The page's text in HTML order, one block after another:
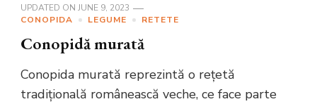
UPDATED ON JUNE 9, 2023
CONOPIDA
LEGUME RETETE
Conopidă murată
Conopida murată reprezintă o rețetă
tradițională românească veche, ce face parte